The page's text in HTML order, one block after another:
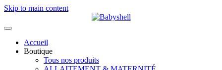
Skip to main content
Accueil
Boutique
Tous nos produits